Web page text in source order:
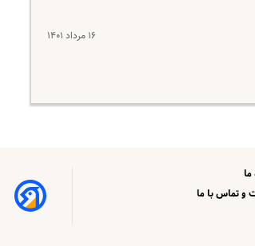
۱۶ مرداد ۱۴۰۱
ما
و تماس با ما